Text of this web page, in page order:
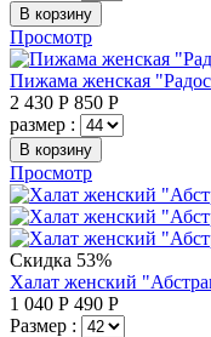
В корзину
Просмотр
Пижама женская
2 430 Р 850 Р
размер :
В корзину
Просмотр
Скидка 53%
Халат женский
1 040 Р 490 Р
Размер :